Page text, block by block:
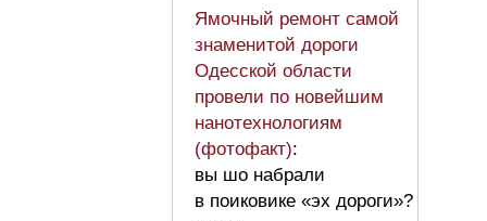
Ямочный ремонт самой
знаменитой дороги
Одесской области
провели по новейшим
нанотехнологиям
(фотофакт):
вы шо набрали
в поиковике «эх дороги»?